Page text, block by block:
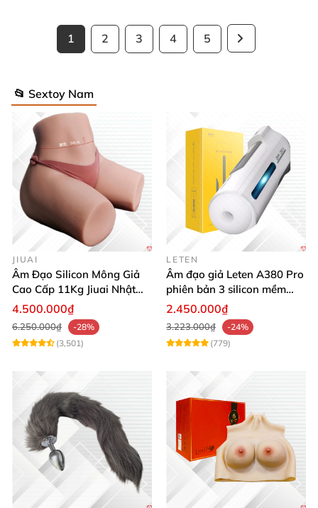
1 2 3 4 5
📂 Sextoy Nam
JIUAI
Âm Đạo Silicon Mông Giả
Cao Cấp 11Kg Jiuai Nhật
Bản Thật Như
4.500.000₫
6.250.000₫
-28%
(3,501)
LETEN
Âm đạo giả Leten A380 Pro
phiên bản 3 silicon mềm
mại kích thích
2.450.000₫
3.223.000₫
-24%
(779)